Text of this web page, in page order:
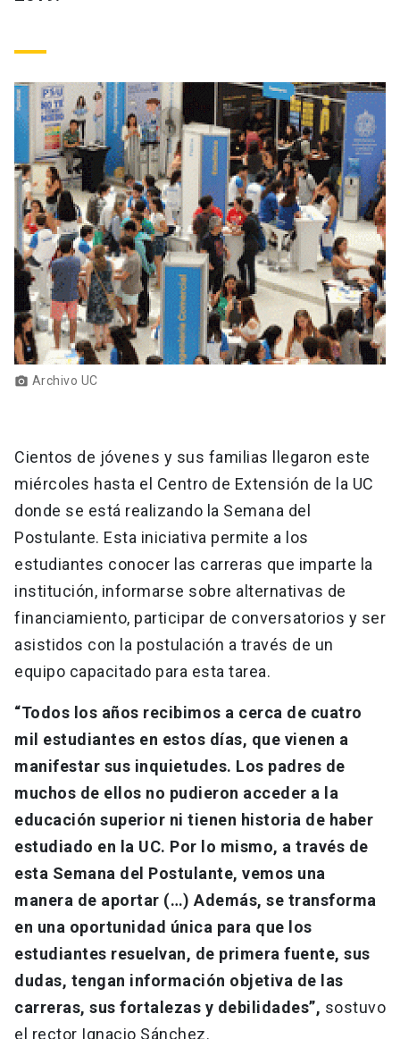
Académicos
Personal
Alumni launch
Padres y familia
Vecinos launch
Mi Cuenta UC launch
Correo UC launch
Mi Portal UC launch
Medios Biblioteca launch
Donaciones launch
photo_camera Archivo UC
Cientos de jóvenes y sus familias llegaron este
miércoles hasta el Centro de Extensión de la UC
donde se está realizando la Semana del
Postulante. Esta iniciativa permite a los
estudiantes conocer las carreras que imparte la
institución, informarse sobre alternativas de
financiamiento, participar de conversatorios y ser
asistidos con la postulación a través de un
equipo capacitado para esta tarea.
“Todos los años recibimos a cerca de cuatro
mil estudiantes en estos días, que vienen a
manifestar sus inquietudes. Los padres de
muchos de ellos no pudieron acceder a la
educación superior ni tienen historia de haber
estudiado en la UC. Por lo mismo, a través de
esta Semana del Postulante, vemos una
manera de aportar (…) Además, se transforma
en una oportunidad única para que los
estudiantes resuelvan, de primera fuente, sus
dudas, tengan información objetiva de las
carreras, sus fortalezas y debilidades”, sostuvo
el rector Ignacio Sánchez.